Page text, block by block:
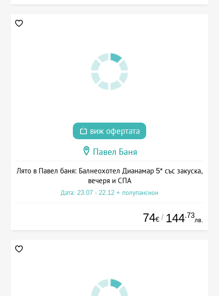
виж офертата
Павел Баня
Лято в Павел баня: Балнеохотел Дианамар 5* със закуска,
вечеря и СПА
Дата: 23.07 - 22.12 + полупансион
74€ / 144.73
лв.